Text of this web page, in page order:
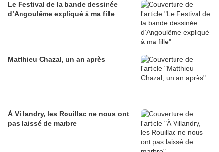
Le Festival de la bande dessinée
d’Angoulême expliqué à ma fille
Matthieu Chazal, un an après
À Villandry, les Rouillac ne nous ont
pas laissé de marbre